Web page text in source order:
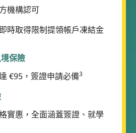
機構認可
時取得限制提領帳戶凍結金
保險
€95，簽證申請必備3
實惠，全面涵蓋簽證、就學